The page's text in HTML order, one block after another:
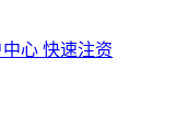
中心 快速注资